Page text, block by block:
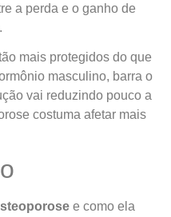
a perda e o ganho de
mais protegidos do que
masculino, barra o
vai reduzindo pouco a
costuma afetar mais
e como ela